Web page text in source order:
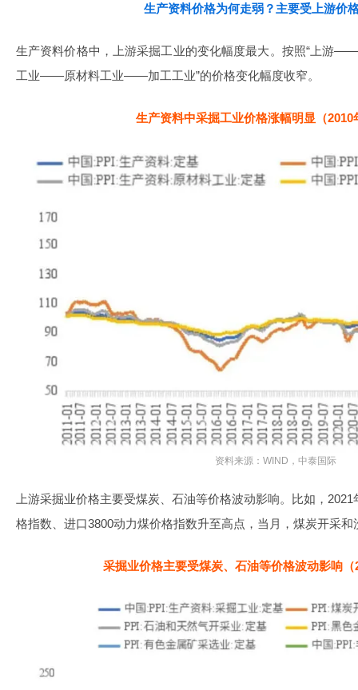
生产资料价格为何走弱？主要受上游价
生产资料价格中，上游采掘工业的变化幅度最大。按照“上游
工业——原材料工业——加工工业”的价格变化幅度收窄。
生产资料中采掘工业价格涨幅明显（2010
资料来源：WIND，中泰国际
上游采掘业价格主要受煤炭、石油等价格波动影响。比如，
格指数、进口3800动力煤价格指数升至高点，当月，煤炭开采
采掘业价格主要受煤炭、石油等价格波动影响（